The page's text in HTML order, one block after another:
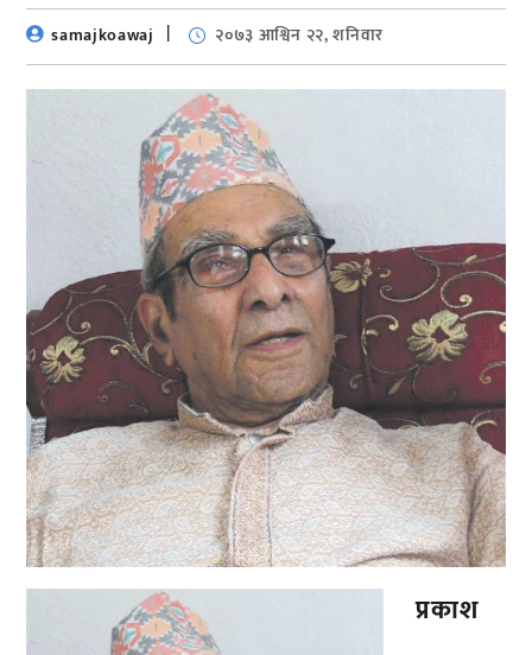
samajkoawaj
२०७३ आश्विन २२, शनिवार
प्रकाश